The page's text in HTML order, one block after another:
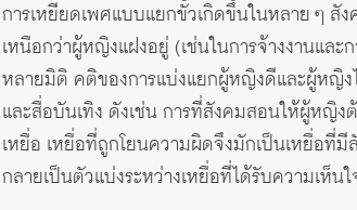
การเหยียดเพศแบบแยกขั้วเกิดขึ้นในหลาย ๆ
เหนือกว่าผู้หญิงแฝงอยู่ (เช่นในการจ้างงานแล
หลายมิติ คติของการแบ่งแยกผู้หญิงดีและผู้หญิง
และสื่อบันเทิง ดังเช่น การที่สังคมสอนให้ผู้หญิง
เหยื่อ เหยื่อที่ถูกโยนความผิดจึงมักเป็นเหยื่อที่
กลายเป็นตัวแบ่งระหว่างเหยื่อที่ได้รับความเห็น